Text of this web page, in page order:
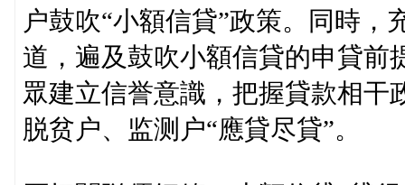
户鼓吹“小額信貸”政策。同時，
道，遍及鼓吹小額信貸的申貸前
眾建立信誉意識，把握貸款相干
脱贫户、监测户“應貸尽貸”。